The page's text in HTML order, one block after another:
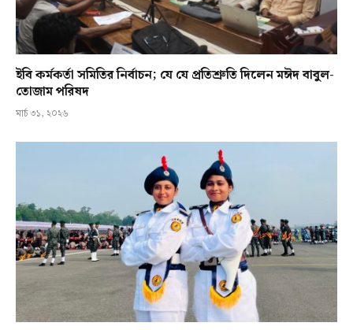
ইবি কর্মকর্তা সমিতির নির্বাচন; যে যে প্রতিশ্রুতি দিলেন মঈদ বাবুল-
তোজাম পরিষদ
মার্চ ৩১, ২০২৬